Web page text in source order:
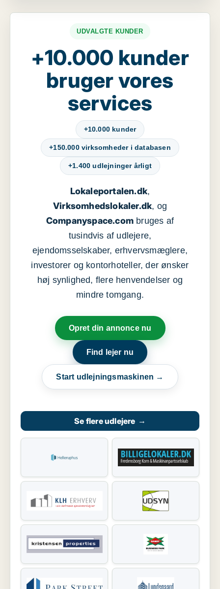
UDVALGTE KUNDER
+10.000 kunder
bruger vores
services
+10.000 kunder
+150.000 virksomheder i databasen
+1.400 udlejninger årligt
Lokaleportalen.dk,
Virksomhedslokaler.dk, og
Companyspace.com bruges af
tusindvis af udlejere,
ejendomsselskaber, erhvervsmæglere,
investorer og kontorhoteller, der ønsker
høj synlighed, flere henvendelser og
mindre tomgang.
Opret din annonce nu
Find lejer nu
Start udlejningsmaskinen →
Se flere udlejere →